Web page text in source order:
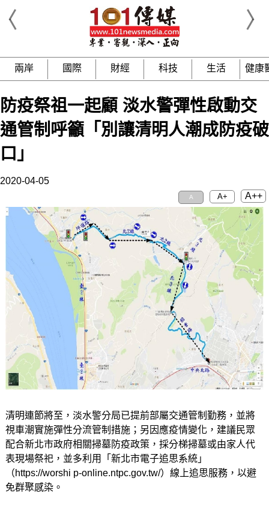
兩岸 國際 財經 科技 生活 健康
防疫祭祖一起顧 淡水警彈性啟動交
通管制呼籲「別讓清明人潮成防疫破
口」
2020-04-05
A A+ A++
清明連節將至，淡水警分局已提前部屬交通管制勤務，並將
視車潮實施彈性分流管制措施；另因應疫情變化，建議民眾
配合新北市政府相關掃墓防疫政策，採分梯掃墓或由家人代
表現場祭祀，並多利用「新北市電子追思系統」
（https://worshi p-online.ntpc.gov.tw/）線上追思服務，以避
免群聚感染。